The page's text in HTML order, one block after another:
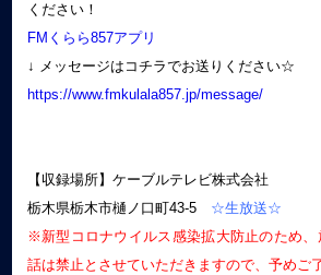
ください！
FMくらら857アプリ
↓ メッセージはコチラでお送りください☆
https://www.fmkulala857.jp/message/
【収録場所】ケーブルテレビ株式会社
栃木県栃木市樋ノ口町43-5 ☆生放送☆
※新型コロナウイルス感染拡大防止のため
話は禁止とさせていただきますので、予めご